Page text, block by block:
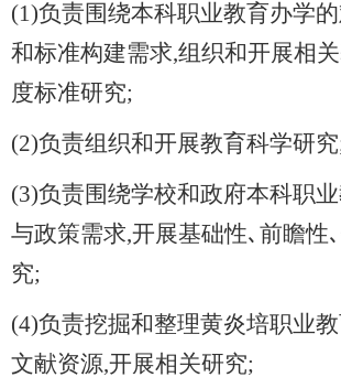
(1)负责围绕本科职业教育办学
和标准构建需求,组织和开展相
度标准研究;
(2)负责组织和开展教育科学研
(3)负责围绕学校和政府本科职
与政策需求,开展基础性､前瞻性
究;
(4)负责挖掘和整理黄炎培职业
文献资源,开展相关研究;